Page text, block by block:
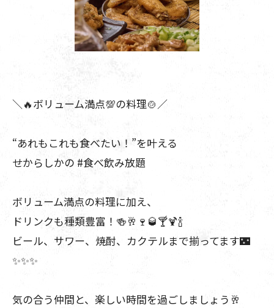
＼🔥ボリューム満点💯の料理🍲／
“あれもこれも食べたい！”を叶える
せからしかの #食べ飲み放題
ボリューム満点の料理に加え、
ドリンクも種類豊富！🍻🥂🍷🥃🍸🍹🍾
ビール、サワー、焼酎、カクテルまで揃ってます🌃
✨️✨️✨️
気の合う仲間と、楽しい時間を過ごしましょう🥂